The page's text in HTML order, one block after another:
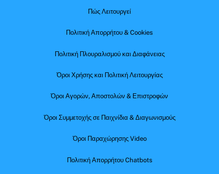
Πώς Λειτουργεί
Πολιτική Απορρήτου & Cookies
Πολιτική Πλουραλισμού και Διαφάνειας
Όροι Χρήσης και Πολιτική Λειτουργίας
Όροι Αγορών, Αποστολών & Επιστροφών
Όροι Συμμετοχής σε Παιχνίδια & Διαγωνισμούς
Όροι Παραχώρησης Video
Πολιτική Απορρήτου Chatbots